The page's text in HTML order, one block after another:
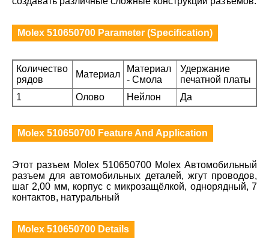
Molex 510650700 Parameter (Specification)
Количество
рядов
Материал
Материал
- Смола
Удержание
печатной платы
1
Олово Нейлон Да
Molex 510650700 Feature And Application
Этот разъем Molex 510650700 Molex Автомобильный
разъем для автомобильных деталей, жгут проводов,
шаг 2,00 мм, корпус с микрозащёлкой, однорядный, 7
контактов, натуральный
Molex 510650700 Details